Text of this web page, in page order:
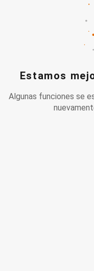
Estamos
Algunas funciones se